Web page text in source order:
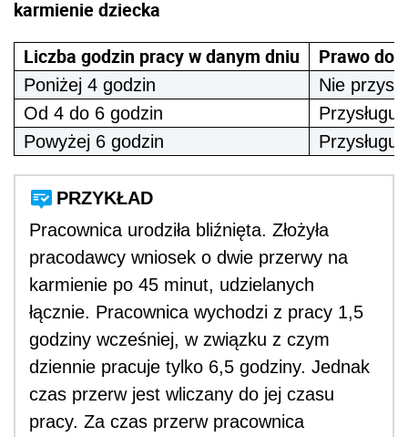
karmienie dziecka
Liczba godzin pracy w danym dniu
Prawo do
Poniżej 4 godzin
Nie
Od 4 do 6 godzin
Powyżej 6 godzin
PRZYKŁAD
Pracownica urodziła bliźnięta. Złożyła
pracodawcy wniosek o dwie przerwy na
karmienie po 45 minut, udzielanych
łącznie. Pracownica wychodzi z pracy 1,5
godziny wcześniej, w związku z czym
dziennie pracuje tylko 6,5 godziny. Jednak
czas przerw jest wliczany do jej czasu
pracy. Za czas przerw pracownica